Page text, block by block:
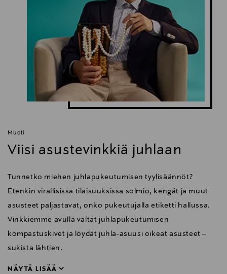
Muoti
Viisi asustevinkkiä juhlaan
Tunnetko miehen juhlapukeutumisen tyylisäännöt?
Etenkin virallisissa tilaisuuksissa solmio, kengät ja muut
asusteet paljastavat, onko pukeutujalla etiketti hallussa.
Vinkkiemme avulla vältät juhlapukeutumisen
kompastuskivet ja löydät juhla-asuusi oikeat asusteet –
sukista lähtien.
NÄYTÄ LISÄÄ